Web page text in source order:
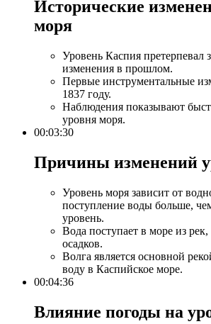
Исторические
моря​
Уровень Каспия претерпевал
изменения в прошлом.
Первые инструментальные
1837 году.
Наблюдения показывают
уровня моря.
00:03:30
Причины изменений
Уровень моря зависит от
поступление воды больше,
уровень.
Вода поступает в море из
осадков.
Волга является основной
воду в Каспийское море.
00:04:36
Влияние погоды на